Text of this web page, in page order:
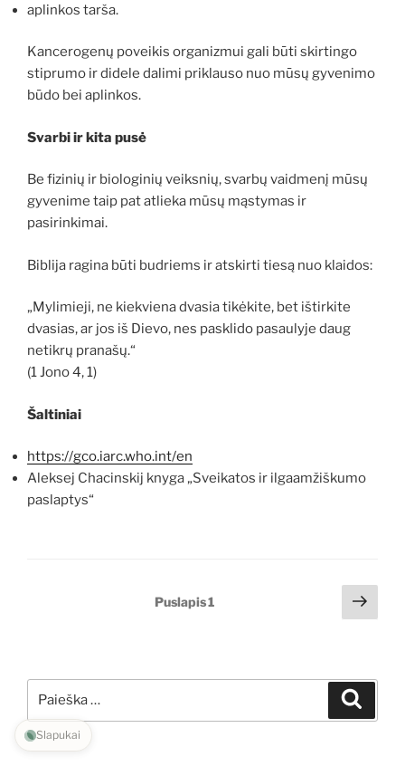
aplinkos tarša.
Kancerogenų poveikis organizmui gali būti skirtingo
stiprumo ir didele dalimi priklauso nuo mūsų gyvenimo
būdo bei aplinkos.
Svarbi ir kita pusė
Be fizinių ir biologinių veiksnių, svarbų vaidmenį mūsų
gyvenime taip pat atlieka mūsų mąstymas ir
pasirinkimai.
Biblija ragina būti budriems ir atskirti tiesą nuo klaidos:
„Mylimieji, ne kiekviena dvasia tikėkite, bet ištirkite
dvasias, ar jos iš Dievo, nes pasklido pasaulyje daug
netikrų pranašų.“
(1 Jono 4, 1)
Šaltiniai
https://gco.iarc.who.int/en
Aleksej Chacinskij knyga „Sveikatos ir ilgaamžiškumo
paslaptys“
Puslapis1
Slapukai